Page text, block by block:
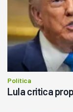
Política
Lula critica